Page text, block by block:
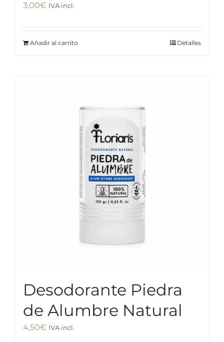
3,00€ IVA incl.
Añadir al carrito Detalles
Desodorante Piedra
de Alumbre Natural
4,50€ IVA incl.